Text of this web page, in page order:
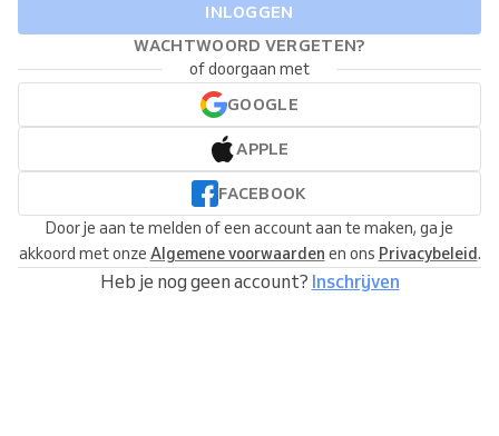
INLOGGEN
WACHTWOORD VERGETEN?
of doorgaan met
GOOGLE
APPLE
FACEBOOK
Door je aan te melden of een account aan te maken, ga je
akkoord met onze Algemene voorwaarden en ons Privacybeleid.
Heb je nog geen account? Inschrijven